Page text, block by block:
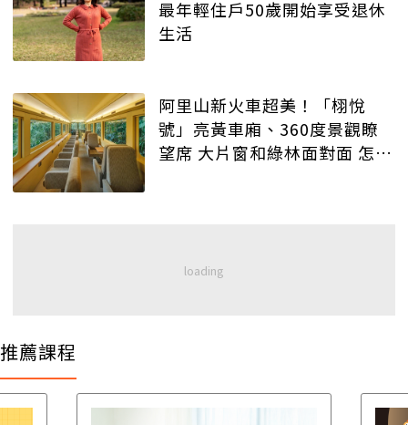
最年輕住戶50歲開始享受退休
生活
阿里山新火車超美！「栩悅
號」亮黃車廂、360度景觀瞭
望席 大片窗和綠林面對面 怎麼
推薦課程